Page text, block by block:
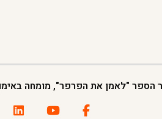
הספר "לאמן את הפרפר", מומחה